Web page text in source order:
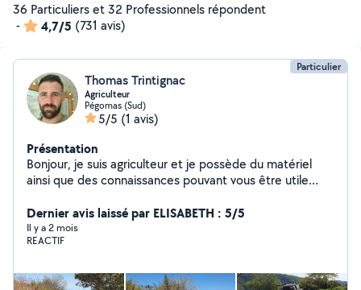
36 Particuliers et 32 Professionnels répondent
-
4,7/5 (731 avis)
Particulier
Thomas Trintignac
Agriculteur
Pégomas (Sud)
5/5 (1 avis)
Présentation
Bonjour, je suis agriculteur et je possède du matériel
ainsi que des connaissances pouvant vous être utile
plaisir de travailler pour vous
Dernier avis laissé par ELISABETH : 5/5
Il y a 2 mois
REACTIF